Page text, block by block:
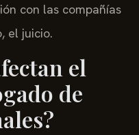
con las compañías
el juicio.
el
de